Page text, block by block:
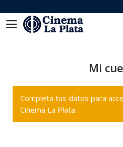
Mi
Completa tus datos para
Cinema La Plata .